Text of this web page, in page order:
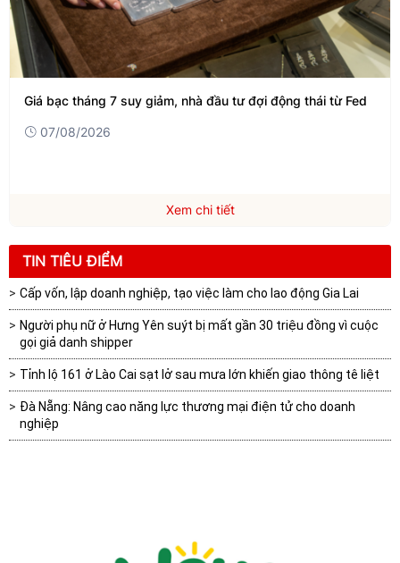
Giá bạc tháng 7 suy giảm, nhà đầu tư đợi động thái từ Fed
07/08/2026
Xem chi tiết
TIN TIÊU ĐIỂM
Cấp vốn, lập doanh nghiệp, tạo việc làm cho lao động Gia Lai
Người phụ nữ ở Hưng Yên suýt bị mất gần 30 triệu đồng vì cuộc
gọi giả danh shipper
Tỉnh lộ 161 ở Lào Cai sạt lở sau mưa lớn khiến giao thông tê liệt
Đà Nẵng: Nâng cao năng lực thương mại điện tử cho doanh
nghiệp